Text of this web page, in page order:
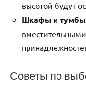
высотой будут
Шкафы и
Советы по